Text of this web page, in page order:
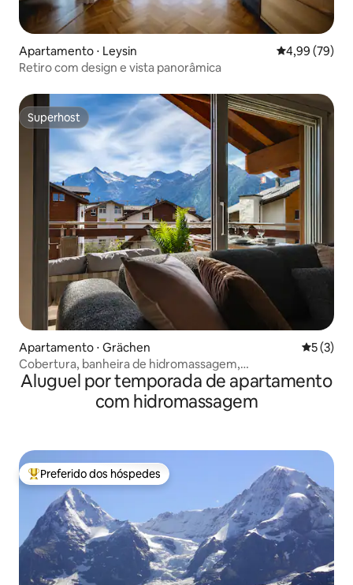
Apartamento ⋅ Leysin 4,99 de uma
4,99 (79)
Retiro com design e vista panorâmica
Superhost
Superhost
Apartamento ⋅ Grächen 5 de
5 (3)
Cobertura, banheira de hidromassagem,
estacionamento, 3 min até a gôndola
Aluguel por temporada de apartamento
com hidromassagem
Entre os melhores preferidos dos hóspedes
Preferido dos hóspedes